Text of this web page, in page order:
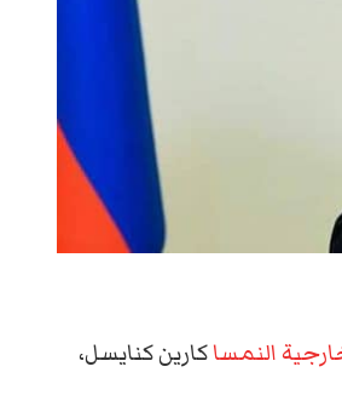
النمساكارين كنايسل،